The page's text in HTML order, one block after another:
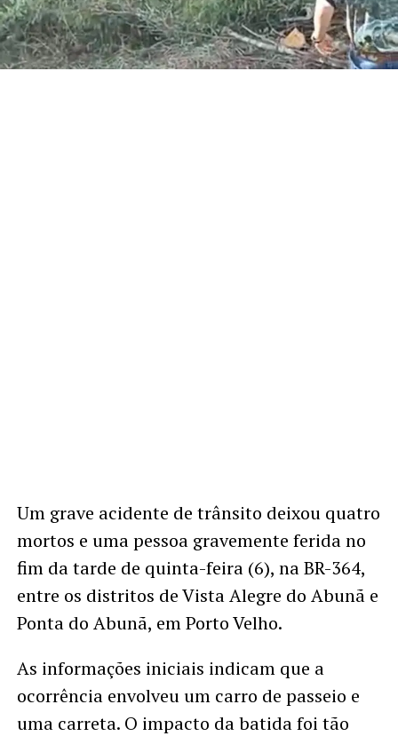
Um grave acidente de trânsito deixou quatro
mortos e uma pessoa gravemente ferida no
fim da tarde de quinta-feira (6), na BR-364,
entre os distritos de Vista Alegre do Abunã e
Ponta do Abunã, em Porto Velho.
As informações iniciais indicam que a
ocorrência envolveu um carro de passeio e
uma carreta. O impacto da batida foi tão